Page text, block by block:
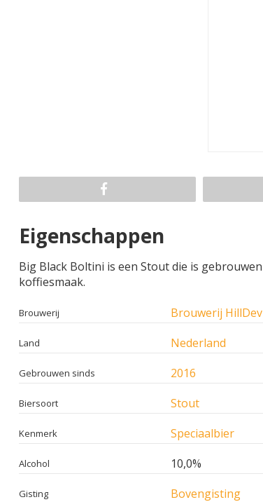
Eigenschappen
Big Black Boltini is een Stout die is
koffiesmaak.
Brouwerij Brouwerij
Land Nederland
Gebrouwen sinds 2016
Biersoort Stout
Kenmerk Speciaalbier
Alcohol 10,0%
Gisting Bovengisting